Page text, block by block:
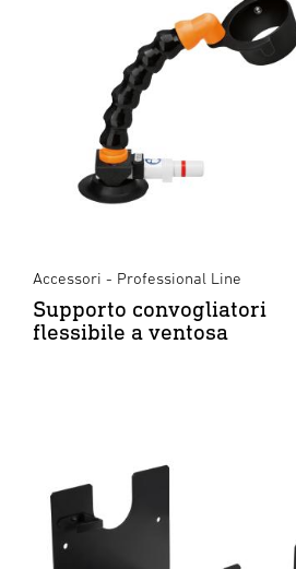
Accessori - Professional Line
Supporto convogliatori
flessibile a ventosa